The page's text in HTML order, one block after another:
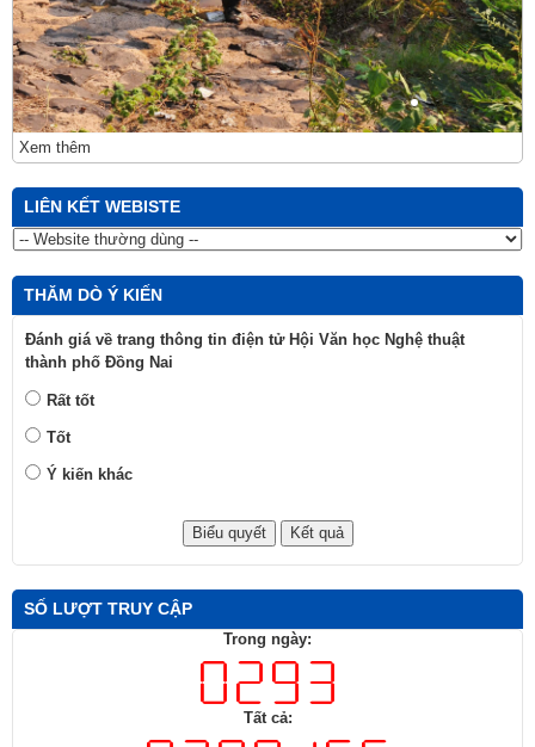
Xem thêm
LIÊN KẾT WEBISTE
THĂM DÒ Ý KIẾN
Đánh giá về trang thông tin điện tử Hội Văn học Nghệ thuật
thành phố Đồng Nai
Rất tốt
Tốt
Ý kiến khác
SỐ LƯỢT TRUY CẬP
Trong ngày:
Tất cả: